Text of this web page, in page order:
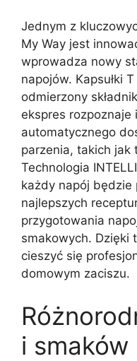
Jednym z
My Way jest
wprowadza nowy
napojów. Kapsułki
odmierzony
ekspres
automatycznego
parzenia, takich jak
Technologia
każdy napój będzie
najlepszych
przygotowania
smakowych. Dzięki
cieszyć się
domowym zaciszu.
i smaków